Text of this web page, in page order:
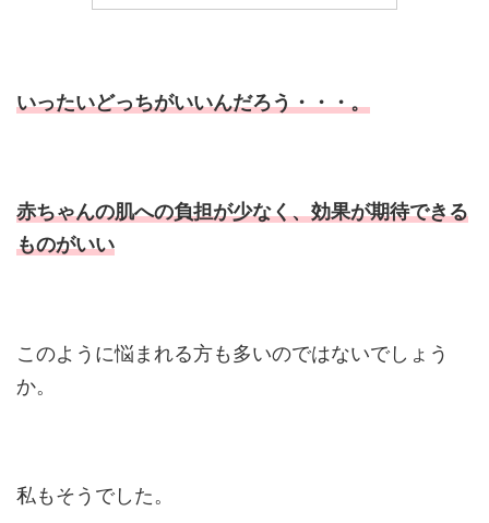
いったいどっちがいいんだろう・・・。
赤ちゃんの肌への負担が少なく、効果が期待できる
ものがいい
このように悩まれる方も多いのではないでしょう
か。
私もそうでした。